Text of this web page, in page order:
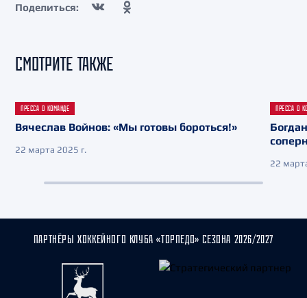
Поделиться:
СМОТРИТЕ ТАКЖЕ
ПРЕССА О КОМАНДЕ
Вячеслав Войнов: «Мы готовы бороться!»
22 марта 2025 г.
ПРЕССА О
22
ПАРТНЁРЫ ХОККЕЙНОГО КЛУБА «ТОРПЕДО» СЕЗОНА 2026/2027